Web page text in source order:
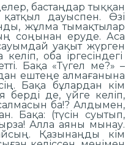
бастаңдар тыққан
дауыспен. Өзі
жұлма тымақтылар
соңынан еруде. Аса
уақыт жүрген
оба іргесіндегі
Бақа «Түгел ме?» –
ештеңе алмағанына
Бақа бұлардан кім
берді де, үйге келіп,
ба!? Алдымен,
Бақа: (түсін суытып,
Алла аяны мынау.
Қазынаңды кім